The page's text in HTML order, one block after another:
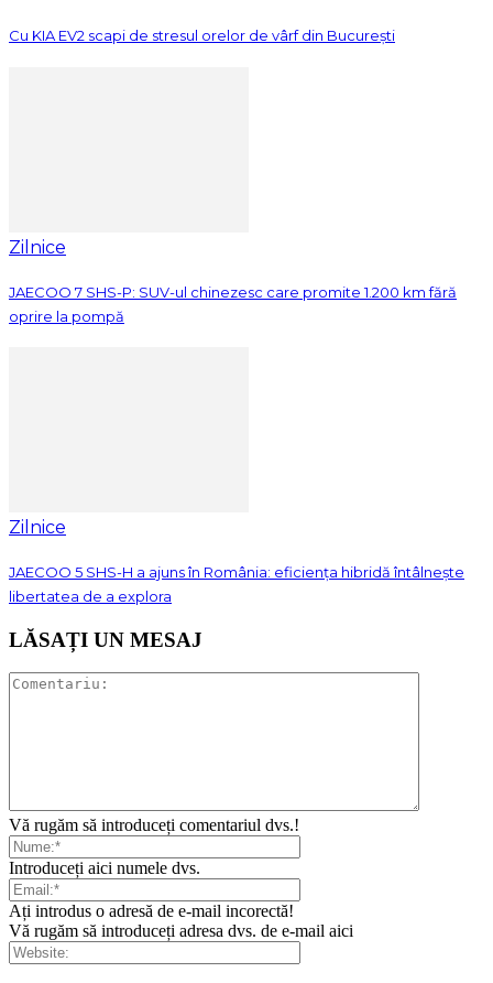
Cu KIA EV2 scapi de stresul orelor de vârf din București
Zilnice
JAECOO 7 SHS-P: SUV-ul chinezesc care promite 1.200 km fără
oprire la pompă
Zilnice
JAECOO 5 SHS-H a ajuns în România: eficiența hibridă întâlnește
libertatea de a explora
LĂSAȚI UN MESAJ
Vă rugăm să introduceți comentariul dvs.!
Introduceți aici numele dvs.
Ați introdus o adresă de e-mail incorectă!
Vă rugăm să introduceți adresa dvs. de e-mail aici